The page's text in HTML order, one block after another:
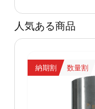
人気ある商品
納期割 数量割